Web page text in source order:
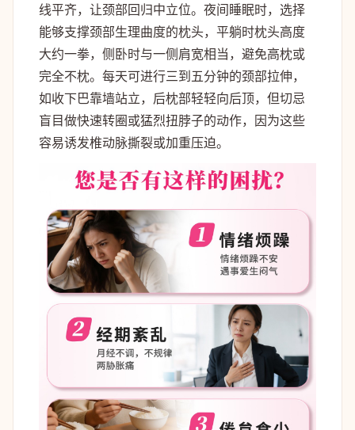
线平齐，让颈部回归中立位。夜间睡眠时，选择
能够支撑颈部生理曲度的枕头，平躺时枕头高度
大约一拳，侧卧时与一侧肩宽相当，避免高枕或
完全不枕。每天可进行三到五分钟的颈部拉伸，
如收下巴靠墙站立，后枕部轻轻向后顶，但切忌
盲目做快速转圈或猛烈扭脖子的动作，因为这些
容易诱发椎动脉撕裂或加重压迫。